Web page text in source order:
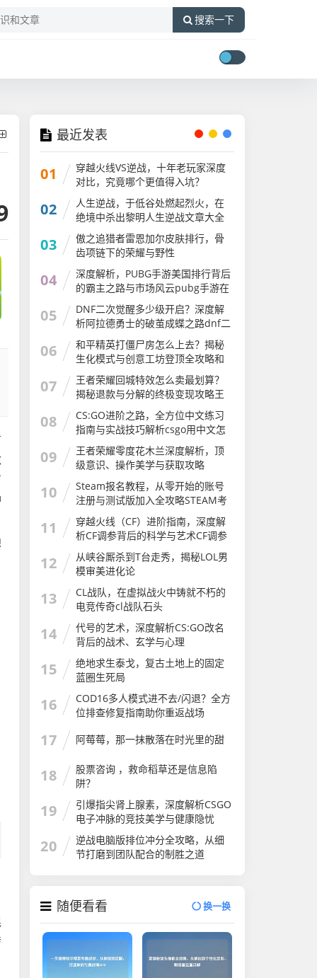
搜索一下
最近发表
01
穿越火线VS逆战，十年老玩家深度
对比，究竟哪个更值得入坑？
02
人生逆战，于低谷处燃起烈火，在
绝境中杀出黎明人生逆战文章大全
03
傲之追猎者雷恩加尔皮肤排行，骨
齿项链下的荣耀与野性
04
深度解析，PUBG手游美国排行背后
的霸主之路与市场风云pubg手游在
国外火吗
05
DNF二次觉醒多少级开启？深度解
析阿拉德勇士的破茧成蝶之路dnf二
次觉醒几级
06
和平精英打僵尸房怎么上去？揭秘
生化模式与创意工坊登顶全攻略和
平精英打僵尸房怎么上去的
07
王者荣耀回城特效怎么卖最划算？
揭秘退款与分解的终极变现攻略王
者荣耀怎么卖回城特效皮肤
08
CS:GO进阶之路，全方位中文练习
指南与实战技巧解析csgo用中文怎
么说
09
王者荣耀零度花木兰深度解析，顶
级意识、操作美学与获取攻略
10
Steam报名教程，从零开始的账号
注册与测试版加入全攻略STEAM考
试
11
穿越火线（CF）进阶指南，深度解
析CF调参背后的科学与艺术CF调参
软件
12
从峡谷厮杀到T台走秀，揭秘LOL男
模审美进化论
13
CL战队，在虚拟战火中铸就不朽的
电竞传奇cl战队石头
14
代号的艺术，深度解析CS:GO改名
背后的战术、玄学与心理
15
绝地求生泰戈，复古土地上的固定
蓝圈生死局
16
COD16多人模式进不去/闪退？全方
位排查修复指南助你重返战场
17 阿莓莓，那一抹散落在时光里的甜
18
股票咨询 ，救命稻草还是信息陷
阱？
19
引爆指尖肾上腺素，深度解析CSGO
电子冲脉的竞技美学与健康隐忧
20
逆战电脑版排位冲分全攻略，从细
节打磨到团队配合的制胜之道
随便看看 换一换